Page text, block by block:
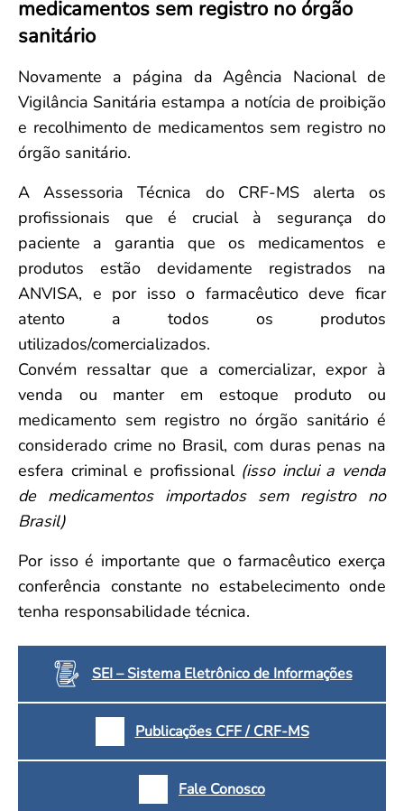
Convenção Coletiva 2025/2026 – Piso salarial Farmácias e Drogaria
Consulta de Farmacêuticos e Estabelecimentos Inscritos no CRF/MS
Saúde Pública e Indígena
Calendário Eleitoral
Candidatos
Votação
Dúvidas Frequentes
Eleições Anteriores
medicamentos sem registro no órgão
sanitário
Novamente a página da Agência Nacional de
Vigilância Sanitária estampa a notícia de proibição
e recolhimento de medicamentos sem registro no
órgão sanitário.
A Assessoria Técnica do CRF-MS alerta os
profissionais que é crucial à segurança do
paciente a garantia que os medicamentos e
produtos estão devidamente registrados na
ANVISA, e por isso o farmacêutico deve ficar
atento a todos os produtos
utilizados/comercializados.
Convém ressaltar que a comercializar, expor à
venda ou manter em estoque produto ou
medicamento sem registro no órgão sanitário é
considerado crime no Brasil, com duras penas na
esfera criminal e profissional (isso inclui a venda
de medicamentos importados sem registro no
Brasil)
Por isso é importante que o farmacêutico exerça
conferência constante no estabelecimento onde
tenha responsabilidade técnica.
SEI – Sistema Eletrônico de Informações
Publicações CFF / CRF-MS
Fale Conosco